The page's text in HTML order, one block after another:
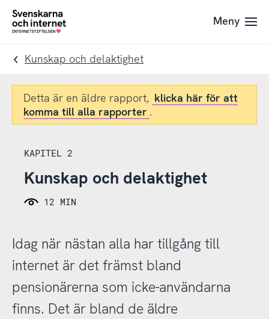
Till
navigation
Till
innehåll
To
Meny
Kunskap och delaktighet
Detta är en äldre rapport, klicka här för att
komma till alla rapporter .
KAPITEL 2
Kunskap och delaktighet
12 MIN
Idag när nästan alla har tillgång till
internet är det främst bland
pensionärerna som icke-användarna
finns. Det är bland de äldre